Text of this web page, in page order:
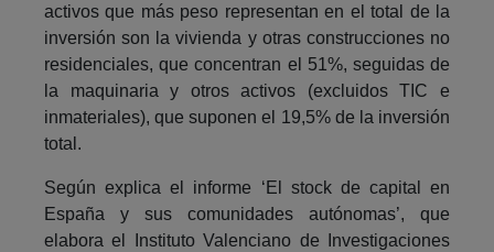
activos que más peso representan en el total de la
inversión son la vivienda y otras construcciones no
residenciales, que concentran el 51%, seguidas de
la maquinaria y otros activos (excluidos TIC e
inmateriales), que suponen el 19,5% de la inversión
total.
Según explica el informe ‘El stock de capital en
España y sus comunidades autónomas’, que
elabora el Instituto Valenciano de Investigaciones